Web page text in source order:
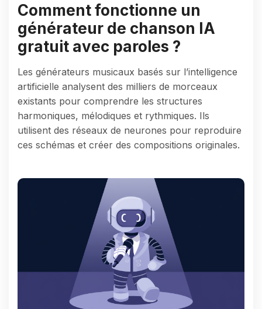
Comment fonctionne un
générateur de chanson IA
gratuit avec paroles ?
Les générateurs musicaux basés sur l’intelligence
artificielle analysent des milliers de morceaux
existants pour comprendre les structures
harmoniques, mélodiques et rythmiques. Ils
utilisent des réseaux de neurones pour reproduire
ces schémas et créer des compositions originales.